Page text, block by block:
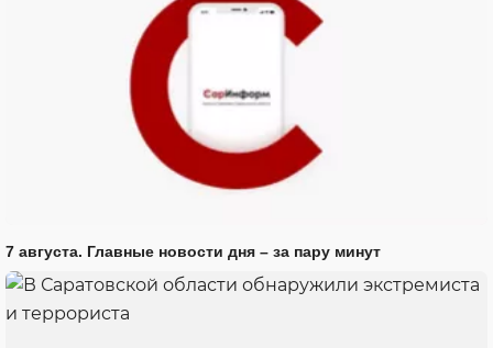
7 августа. Главные новости дня – за пару минут